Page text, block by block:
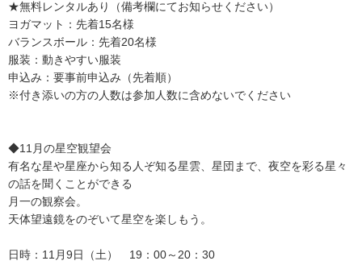
★無料レンタルあり（備考欄にてお知らせください）
ヨガマット：先着15名様
バランスボール：先着20名様
服装：動きやすい服装
申込み：要事前申込み（先着順）
※付き添いの方の人数は参加人数に含めないでください
◆11月の星空観望会
有名な星や星座から知る人ぞ知る星雲、星団まで、夜空を彩る星々
の話を聞くことができる
月一の観察会。
天体望遠鏡をのぞいて星空を楽しもう。
日時：11月9日（土） 19：00～20：30